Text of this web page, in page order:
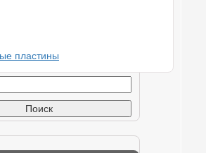
пластины